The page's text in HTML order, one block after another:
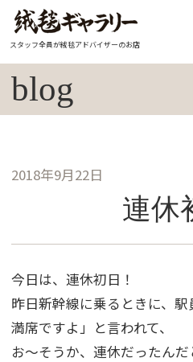
スタッフ全員が絨毯アドバイザーのお店
blog
2018年9月22日
連休
今日は、連休初日！
昨日新幹線に乗るときに、駅
満席ですよ」と言われて、
お～そうか、連休だったん